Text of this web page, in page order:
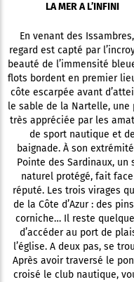
LA MER A L’INFINI
En venant des
regard est capté par
beauté de l’immensité
flots bordent en premier
côte escarpée avant
le sable de la Nartelle, une
très appréciée par les
de sport nautique et de
baignade. À son
Pointe des Sardinaux, un
naturel protégé, fait
réputé. Les trois virages
de la Côte d’Azur : des
corniche… Il reste
d’accéder au port de
l’église. A deux pas, se
Après avoir traversé le
croisé le club nautique,